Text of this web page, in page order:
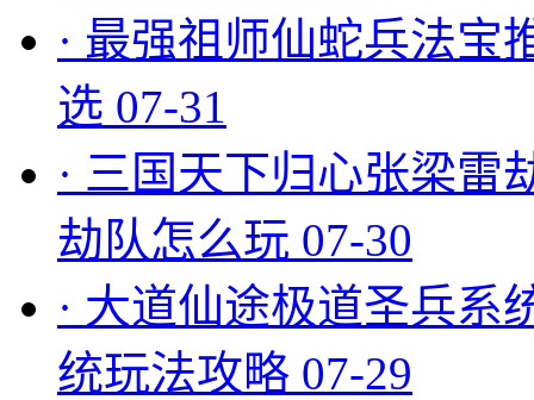
· 最强祖师仙蛇兵法宝
选 07-31
· 三国天下归心张梁雷
劫队怎么玩 07-30
· 大道仙途极道圣兵系
统玩法攻略 07-29